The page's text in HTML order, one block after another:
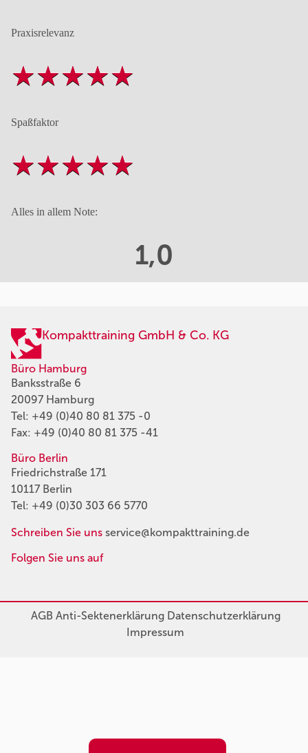
Praxisrelevanz
Spaßfaktor
Alles in allem Note:
1,0
Kompakttraining GmbH & Co. KG
Büro Hamburg
Banksstraße 6
20097 Hamburg
Tel: +49 (0)40 80 81 375 -0
Fax: +49 (0)40 80 81 375 -41
Büro Berlin
Friedrichstraße 171
10117 Berlin
Tel: +49 (0)30 303 66 5770
Schreiben Sie uns service@kompakttraining.de
Folgen Sie uns auf
AGBAnti-SektenerklärungDatenschutzerklärung
Impressum